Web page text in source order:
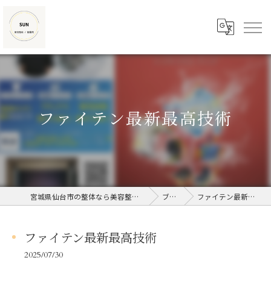
ファイテン最新最高技術
宮城県仙台市の整体なら美容整体/接骨院SUN ブログ ファイテン最新最高技術
ファイテン最新最高技術
2025/07/30